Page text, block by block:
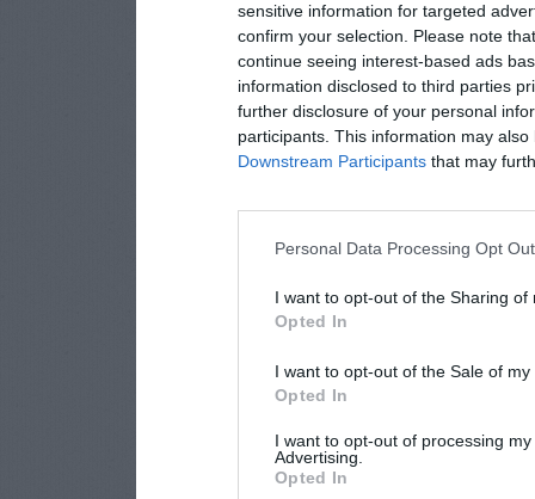
sensitive information for targeted
confirm your selection. Please note
continue seeing interest-based ads
information disclosed to third parties
further disclosure of your personal
participants. This information may
Downstream Participants that may
Personal Data Processing Opt
I want to opt-out of the Sharing of
Opted In
I want to opt-out of the Sale of
Opted In
I want to opt-out of processing
Advertising.
Opted In